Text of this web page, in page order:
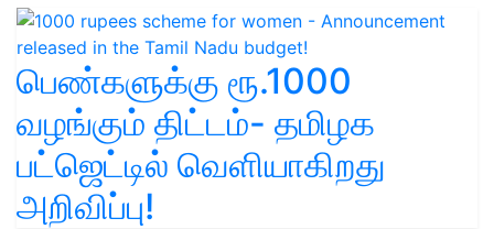
பெண்களுக்கு ரூ.1000
வழங்கும் திட்டம்- தமிழக
பட்ஜெட்டில் வெளியாகிறது
அறிவிப்பு!